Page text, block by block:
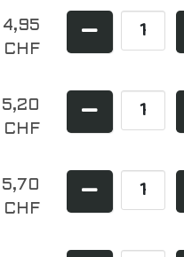
4,95
CHF
5,20
CHF
5,70
CHF